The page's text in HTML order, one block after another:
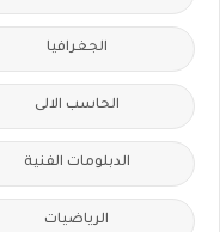
الجغرافيا
الحاسب الالى
الدبلومات الفنية
الرياضيات